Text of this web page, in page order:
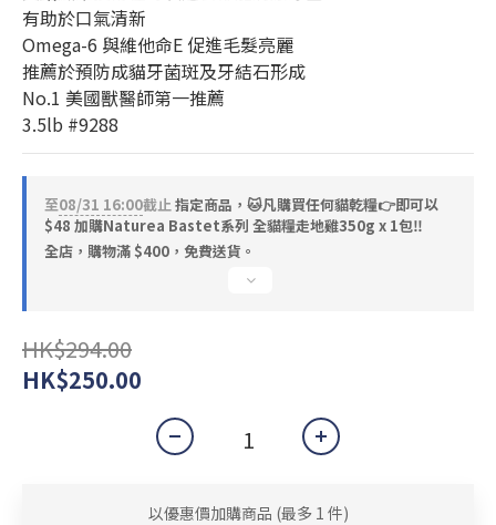
有助於口氣清新
Omega-6 與維他命E 促進毛髮亮麗
推薦於預防成貓牙菌斑及牙結石形成
No.1 美國獸醫師第一推薦
3.5lb #9288
至08/31 16:00截止指定商品，🐱凡購買任何貓乾糧👉即可以
$48 加購Naturea Bastet系列 全貓糧走地雞350g x 1包‼️
全店，購物滿 $400，免費送貨。
HK$294.00
HK$250.00
以優惠價加購商品 (最多 1 件)